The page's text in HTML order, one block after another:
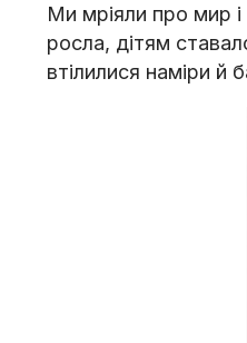
Ми мріяли про мир
росла, дітям
втілилися наміри